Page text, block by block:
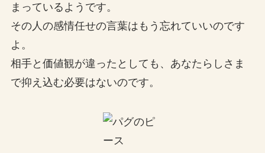
まっているようです。
その人の感情任せの言葉はもう忘れていいのです
よ。
相手と価値観が違ったとしても、あなたらしさま
で抑え込む必要はないのです。